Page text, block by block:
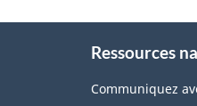
Ressources
Communiquez